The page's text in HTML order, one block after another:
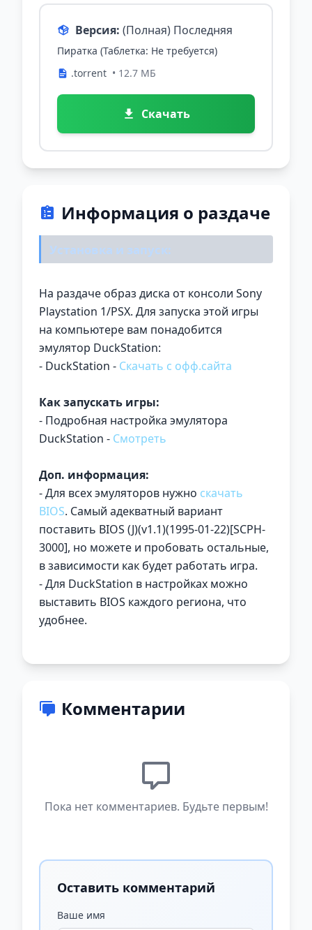
Версия: (Полная) Последняя
Пиратка (Таблетка: Не требуется)
.torrent • 12.7 МБ
Скачать
Информация о раздаче
Установка и запуск:
На раздаче образ диска от консоли Sony
Playstation 1/PSX. Для запуска этой игры
на компьютере вам понадобится
эмулятор DuckStation:
- DuckStation - Скачать с офф.сайта
Как запускать игры:
- Подробная настройка эмулятора
DuckStation - Смотреть
Доп. информация:
- Для всех эмуляторов нужно скачать
BIOS. Самый адекватный вариант
поставить BIOS (J)(v1.1)(1995-01-22)[SCPH-
3000], но можете и пробовать остальные,
в зависимости как будет работать игра.
- Для DuckStation в настройках можно
выставить BIOS каждого региона, что
удобнее.
Комментарии
Пока нет комментариев. Будьте первым!
Оставить комментарий
Ваше имя